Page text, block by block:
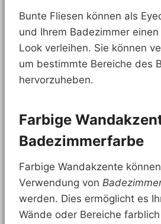
Bunte Fliesen können als
und Ihrem Badezimmer
Look verleihen. Sie können
um bestimmte Bereiche des
hervorzuheben.
Farbige
Badezimmerfarbe
Farbige Wandakzente
Verwendung von
werden. Dies ermöglicht es
Wände oder Bereiche